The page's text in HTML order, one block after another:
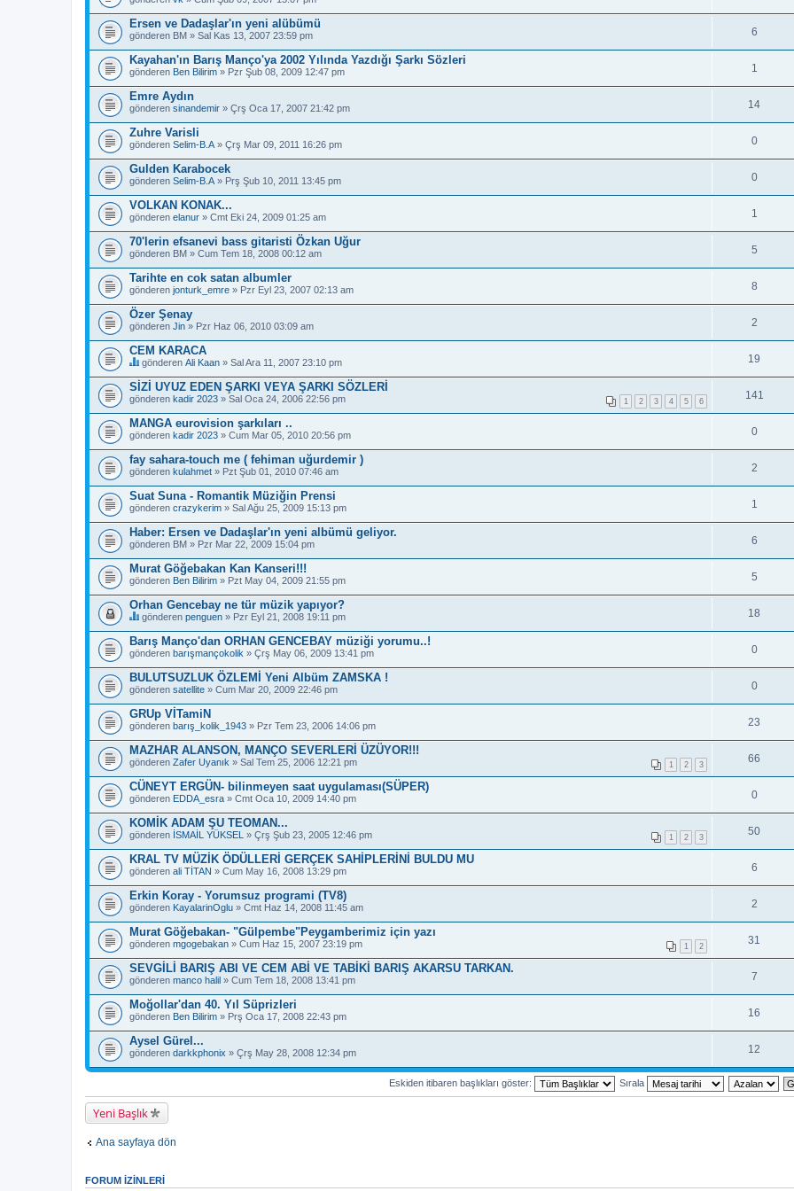
Ersen ve Dadaşlar'ın yeni alübümü
gönderen BM » Sal Kas 13, 2007 23:59 pm 6
Kayahan'ın Barış Manço'ya 2002 Yılında Yazdığı Şarkı Sözleri
gönderen Ben Bilirim » Pzr Şub 08, 2009 12:47 pm 1
Emre Aydın
gönderen sinandemir » Çrş Oca 17, 2007 21:42 pm 14
Zuhre Varisli
gönderen Selim-B.A » Çrş Mar 09, 2011 16:26 pm 0
Gulden Karabocek
gönderen Selim-B.A » Prş Şub 10, 2011 13:45 pm 0
VOLKAN KONAK...
gönderen elanur » Cmt Eki 24, 2009 01:25 am 1
70'lerin efsanevi bass gitaristi Özkan Uğur
gönderen BM » Cum Tem 18, 2008 00:12 am 5
Tarihte en cok satan albumler
gönderen jonturk_emre » Pzr Eyl 23, 2007 02:13 am 8
Özer Şenay
gönderen Jin » Pzr Haz 06, 2010 03:09 am 2
CEM KARACA
B
u
b
a
ş
l
ı
b
i
r
a
n
k
e
t
e
a
h
i
p
.
gönderen Ali Kaan » Sal Ara 11, 2007 23:10 pm 19
SİZİ UYUZ EDEN ŞARKI VEYA ŞARKI SÖZLERİ
1 2 3 4 5 6
gönderen kadir 2023 » Sal Oca 24, 2006 22:56 pm 141
MANGA eurovision şarkıları ..
gönderen kadir 2023 » Cum Mar 05, 2010 20:56 pm 0
fay sahara-touch me ( fehiman uğurdemir )
gönderen kulahmet » Pzt Şub 01, 2010 07:46 am 2
Suat Suna - Romantik Müziğin Prensi
gönderen crazykerim » Sal Ağu 25, 2009 15:13 pm 1
Haber: Ersen ve Dadaşlar'ın yeni albümü geliyor.
gönderen BM » Pzr Mar 22, 2009 15:04 pm 6
Murat Göğebakan Kan Kanseri!!!
gönderen Ben Bilirim » Pzt May 04, 2009 21:55 pm 5
Orhan Gencebay ne tür müzik yapıyor?
B
b
a
ş
l
ı
b
i
r
a
n
k
e
t
e
a
h
i
p
.
gönderen penguen » Pzr Eyl 21, 2008 19:11 pm 18
Barış Manço'dan ORHAN GENCEBAY müziği yorumu..!
gönderen barışmançokolik » Çrş May 06, 2009 13:41 pm 0
BULUTSUZLUK ÖZLEMİ Yeni Albüm ZAMSKA !
gönderen satellite » Cum Mar 20, 2009 22:46 pm 0
GRUp VİTamiN
gönderen barış_kolik_1943 » Pzr Tem 23, 2006 14:06 pm 23
MAZHAR ALANSON, MANÇO SEVERLERİ ÜZÜYOR!!!
1 2 3
gönderen Zafer Uyanık » Sal Tem 25, 2006 12:21 pm 66
CÜNEYT ERGÜN- bilinmeyen saat uygulaması(SÜPER)
gönderen EDDA_esra » Cmt Oca 10, 2009 14:40 pm 0
KOMİK ADAM ŞU TEOMAN...
1 2 3
gönderen İSMAİL YÜKSEL » Çrş Şub 23, 2005 12:46 pm 50
KRAL TV MÜZİK ÖDÜLLERİ GERÇEK SAHİPLERİNİ BULDU MU
gönderen ali TİTAN » Cum May 16, 2008 13:29 pm 6
Erkin Koray - Yorumsuz programi (TV8)
gönderen KayalarinOglu » Cmt Haz 14, 2008 11:45 am 2
Murat Göğebakan- "Gülpembe"Peygamberimiz için yazı
1 2
gönderen mgogebakan » Cum Haz 15, 2007 23:19 pm 31
SEVGİLİ BARIŞ ABI VE CEM ABİ VE TABİKİ BARIŞ AKARSU TARKAN.
gönderen manco halil » Cum Tem 18, 2008 13:41 pm 7
Moğollar'dan 40. Yıl Süprizleri
gönderen Ben Bilirim » Prş Oca 17, 2008 22:43 pm 16
Aysel Gürel...
gönderen darkkphonix » Çrş May 28, 2008 12:34 pm 12
Eskiden itibaren başlıkları göster: Sırala
Yeni Başlık
Ana sayfaya dön
FORUM IZINLERI